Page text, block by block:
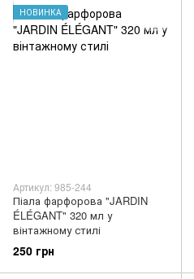
НОВИНКА
Артикул: 985-244
Піала фарфорова "JARDIN
ÉLÉGANT" 320 мл у
вінтажному стилі
250 грн